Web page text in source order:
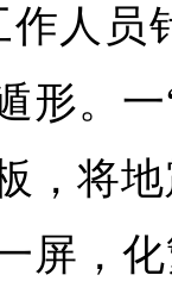
作人员
形。
，将
屏，